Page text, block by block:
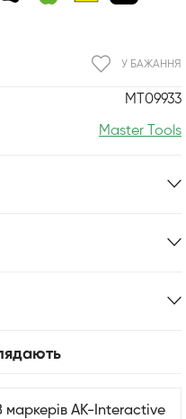
MT09933
Master Tools
У БАЖАННЯ
AK-Interactive